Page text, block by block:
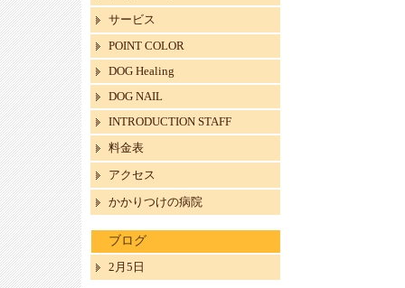
サービス
POINT COLOR
DOG Healing
DOG NAIL
INTRODUCTION STAFF
料金表
アクセス
かかりつけの病院
ブログ
2月5日